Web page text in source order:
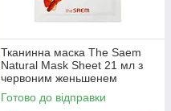
Тканинна маска The Saem
Natural Mask Sheet 21 мл з
червоним женьшенем
омолоджуюча для пружності
шкіри Зе Сем
Готово до відправки